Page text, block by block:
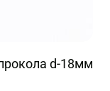
d-18мм